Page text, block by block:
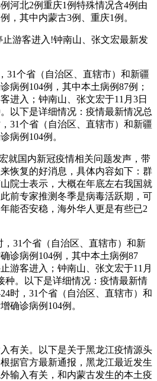
河北2例重庆1例特殊情况含4例由
，其中内蒙古3例、重庆1例。
游客进入!钟南山、张文宏最新发
31个省（自治区、直辖市）和新疆
病例104例，其中本土病例87例；
进入；钟南山、张文宏于11月3日
以下是详细情况：疫情最新情况总
31个省（自治区、直辖市）和新疆
病例104例。
就国内新冠疫情相关问题发声，带
恢复的好消息，具体内容如下：群
院士表示，大概在年底左右我国就
前专家推测冬季是病毒活跃期，可
能否安稳，海外华人更是有些已2
，31个省（自治区、直辖市）和新
诊病例104例，其中本土病例87
游客进入；钟南山、张文宏于11月
种。以下是详细情况：疫情最新情
时，31个省（自治区、直辖市）和
确诊病例104例。
有关。以下是关于黑龙江疫情源头
据官方最新通报，黑龙江最近发生
输入有关，和内蒙古发生的本土疫